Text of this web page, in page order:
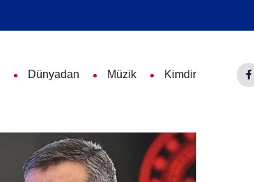
Dünyadan Müzik Kimdir